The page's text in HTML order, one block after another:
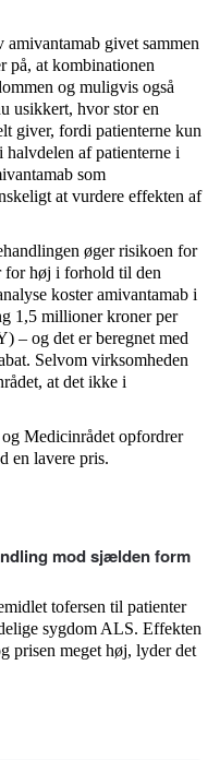
givet sammen
på, at kombinationen
og muligvis også
usikkert, hvor stor en
giver, fordi patienterne kun
af patienterne i
som
at vurdere effekten af
øger risikoen for
for høj i forhold til den
koster amivantamab i
1,5 millioner kroner per
– og det er beregnet med
Selvom virksomheden
at det ikke i
Medicinrådet opfordrer
en lavere pris.
mod sjælden form
tofersen til patienter
sygdom ALS. Effekten
prisen meget høj, lyder det